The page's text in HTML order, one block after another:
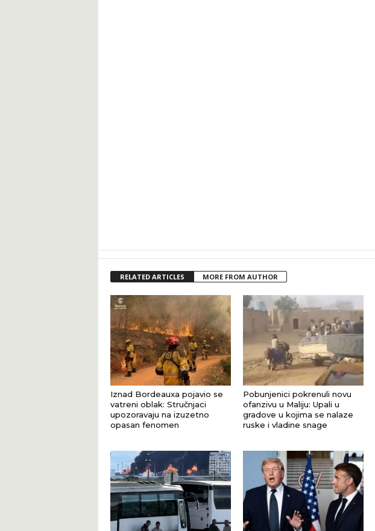
RELATED ARTICLES MORE FROM AUTHOR
Iznad Bordeauxa pojavio se
vatreni oblak: Stručnjaci
upozoravaju na izuzetno
opasan fenomen
Pobunjenici pokrenuli novu
ofanzivu u Maliju: Upali u
gradove u kojima se nalaze
ruske i vladine snage